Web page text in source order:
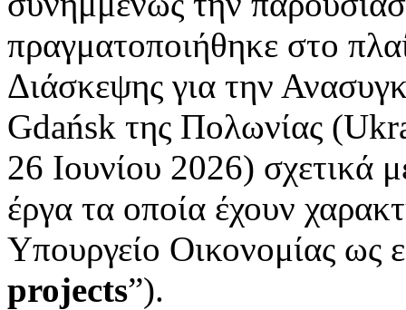
πραγματοποιήθηκε στο
Διάσκεψης για την
Gdańsk της Πολωνίας
26 Ιουνίου 2026) σχετικά
έργα τα οποία έχουν
Υπουργείο Οικονομίας ως
projects”).